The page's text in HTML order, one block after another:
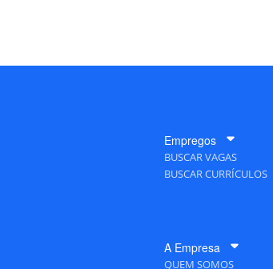
Empregos
BUSCAR VAGAS
BUSCAR CURRÍCULOS
A Empresa
QUEM SOMOS